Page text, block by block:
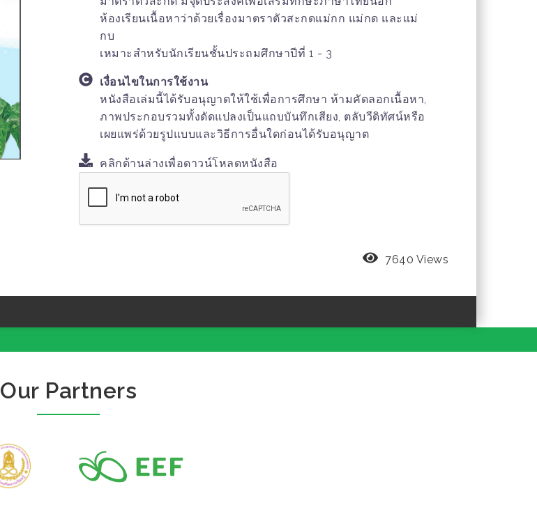
ห้องเรียนเนื้อหาว่าด้วยเรื่องมาตราตัวสะกดแม่กก แม่กด และแม่
กบ
เหมาะสำหรับนักเรียนชั้นประถมศึกษาปีที่ 1 - 3
เงื่อนไขในการใช้งาน
หนังสือเล่มนี้ได้รับอนุญาตให้ใช้เพื่อการศึกษา ห้ามคัดลอกเนื้อหา,
ภาพประกอบรวมทั้งดัดแปลงเป็นแถบบันทึกเสียง, ตลับวีดิทัศน์หรือ
เผยแพร่ด้วยรูปแบบและวิธีการอื่นใดก่อนได้รับอนุญาต
คลิกด้านล่างเพื่อดาวน์โหลดหนังสือ
7640 Views
Our Partners